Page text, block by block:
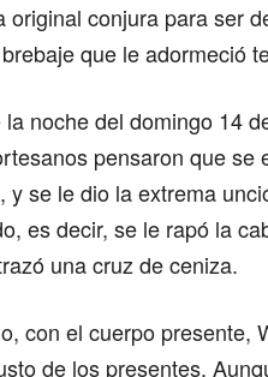
conjura para ser
que le adormeció
noche del domingo 14
pensaron que se
y se le dio la extrema
es decir, se le rapó la
una cruz de ceniza.
con el cuerpo presente,
de los presentes.